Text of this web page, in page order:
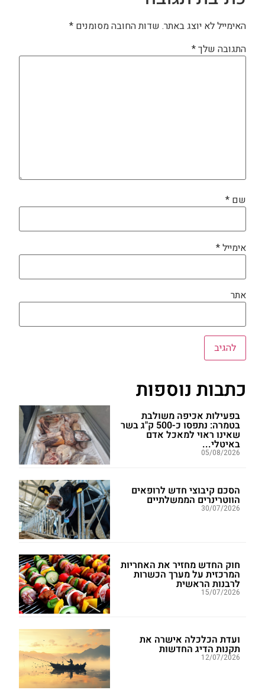
האימייל לא יוצג באתר. שדות החובה מסומנים *
התגובה שלך*
שם *
אימייל*
אתר
כתבות נוספות
בפעילות אכיפה משולבת
בטמרה: נתפסו כ-500 ק"ג בשר
שאינו ראוי למאכל אדם
באיטלי...
05/08/2026
הסכם קיבוצי חדש לרופאים
הווטרינרים הממשלתיים
30/07/2026
חוק החדש מחזיר את האחריות
המרכזית על מערך הכשרות
לרבנות הראשית
15/07/2026
ועדת הכלכלה אישרה את
תקנות הדיג החדשות
12/07/2026